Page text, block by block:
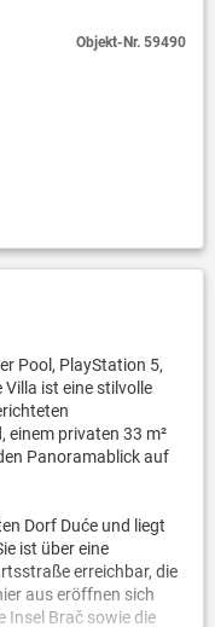
Objekt-Nr.59490
Pool, PlayStation 5,
Villa ist eine stilvolle
einem privaten 33 m²
Panoramablick auf
Dorf Duće und liegt
ist über eine
erreichbar, die
aus eröffnen sich
Insel Brač sowie die